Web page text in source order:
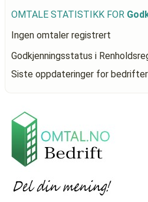
OMTALE STATISTIKK FOR
Ingen omtaler registrert
Godkjenningsstatus i
Siste oppdateringer for